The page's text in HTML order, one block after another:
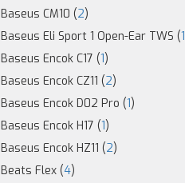
Baseus CM10 (2)
Baseus Eli Sport 1 Open-Ear TWS (1
Baseus Encok C17 (1)
Baseus Encok CZ11 (2)
Baseus Encok D02 Pro (1)
Baseus Encok H17 (1)
Baseus Encok HZ11 (2)
Beats Flex (4)